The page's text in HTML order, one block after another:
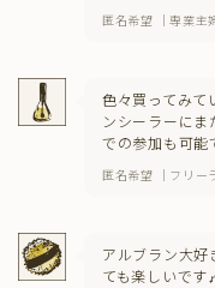
匿名希望 ｜専業主
色々買ってみて
ンシーラーにま
での参加も可能
匿名希望 ｜フリー
アルブラン大
ても楽しいです